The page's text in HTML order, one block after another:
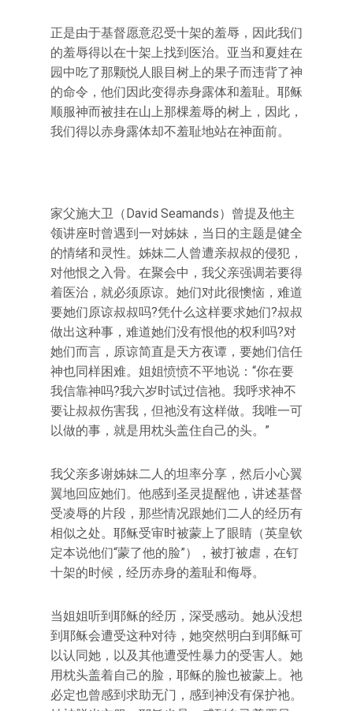
正是由于基督愿意忍受十架的羞辱，因此我们
的羞辱得以在十架上找到医治。亚当和夏娃在
园中吃了那颗悦人眼目树上的果子而违背了神
的命令，他们因此变得赤身露体和羞耻。耶稣
顺服神而被挂在山上那棵羞辱的树上，因此，
我们得以赤身露体却不羞耻地站在神面前。
家父施大卫（David Seamands）曾提及他主
领讲座时曾遇到一对姊妹，当日的主题是健全
的情绪和灵性。姊妹二人曾遭亲叔叔的侵犯，
对他恨之入骨。在聚会中，我父亲强调若要得
着医治，就必须原谅。她们对此很懊恼，难道
要她们原谅叔叔吗?凭什么这样要求她们?叔叔
做出这种事，难道她们没有恨他的权利吗?对
她们而言，原谅简直是天方夜谭，要她们信任
神也同样困难。姐姐愤愤不平地说：“你在要
我信靠神吗?我六岁时试过信祂。我呼求神不
要让叔叔伤害我，但祂没有这样做。我唯一可
以做的事，就是用枕头盖住自己的头。”
我父亲多谢姊妹二人的坦率分享，然后小心翼
翼地回应她们。他感到圣灵提醒他，讲述基督
受凌辱的片段，那些情况跟她们二人的经历有
相似之处。耶稣受审时被蒙上了眼睛（英皇钦
定本说他们“蒙了他的脸”），被打被虐，在钉
十架的时候，经历赤身的羞耻和侮辱。
当姐姐听到耶稣的经历，深受感动。她从没想
到耶稣会遭受这种对待，她突然明白到耶稣可
以认同她，以及其他遭受性暴力的受害人。她
用枕头盖着自己的脸，耶稣的脸也被蒙上。祂
必定也曾感到求助无门，感到神没有保护祂。